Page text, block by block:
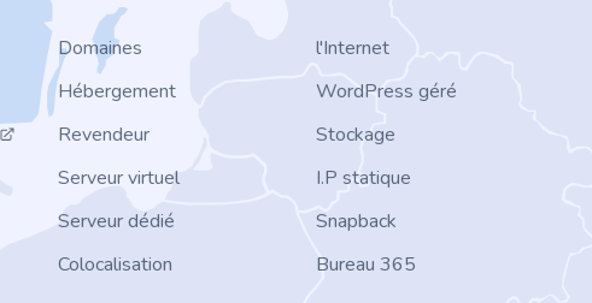
Domaines
Hébergement
Revendeur
Serveur virtuel
Serveur dédié
Colocalisation
l'Internet
WordPress géré
Stockage
I.P statique
Snapback
Bureau 365